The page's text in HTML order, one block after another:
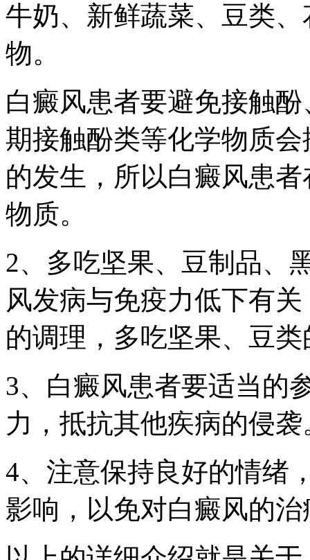
牛奶、新鲜蔬菜、豆类
物。
白癜风患者要避免接触
期接触酚类等化学物质
的发生，所以白癜风患
物质。
2、多吃坚果、豆制品、
风发病与免疫力低下有
的调理，多吃坚果、豆
3、白癜风患者要适当的
力，抵抗其他疾病的侵袭
4、注意保持良好的情绪
影响，以免对白癜风的